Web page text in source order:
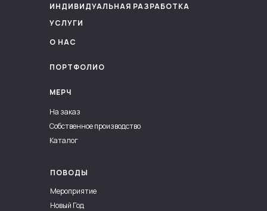
УСЛУГИ
ПОРТФОЛИО
О НАС
ИНДИВИДУАЛЬНАЯ РАЗРАБОТКА
МЕРЧ
На заказ
Собственное производство
Каталог
ПОВОДЫ
Мероприятие
Новый Год